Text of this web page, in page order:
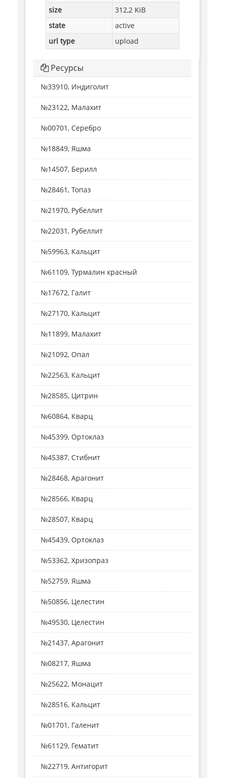
size
312,2 KiB
state
active
url type
upload
Ресурсы
№33910, Индиголит
№23122, Малахит
№00701, Серебро
№18849, Яшма
№14507, Берилл
№28461, Топаз
№21970, Рубеллит
№22031, Рубеллит
№59963, Кальцит
№61109, Турмалин красный
№17672, Галит
№27170, Кальцит
№11899, Малахит
№21092, Опал
№22563, Кальцит
№28585, Цитрин
№60864, Кварц
№45399, Ортоклаз
№45387, Стибнит
№28468, Арагонит
№28566, Кварц
№28507, Кварц
№45439, Ортоклаз
№53362, Хризопраз
№52759, Яшма
№50856, Целестин
№49530, Целестин
№21437, Арагонит
№08217, Яшма
№25622, Монацит
№28516, Кальцит
№01701, Галенит
№61129, Гематит
№22719, Антигорит